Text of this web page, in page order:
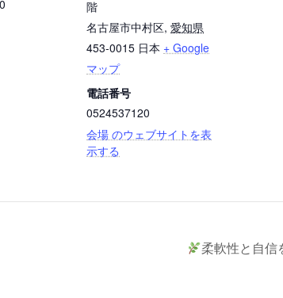
階
名古屋市中村区, 愛知県
453-0015 日本 + Google
マップ
電話番号
0524537120
会場 のウェブサイトを表
示する
柔軟性と自信